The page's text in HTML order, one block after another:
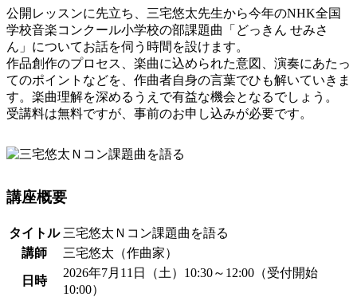
公開レッスンに先立ち、三宅悠太先生から今年のNHK全国
学校音楽コンクール小学校の部課題曲「どっきん せみさ
ん」についてお話を伺う時間を設けます。
作品創作のプロセス、楽曲に込められた意図、演奏にあたっ
てのポイントなどを、作曲者自身の言葉でひも解いていきま
す。楽曲理解を深めるうえで有益な機会となるでしょう。
受講料は無料ですが、事前のお申し込みが必要です。
講座概要
タイトル 三宅悠太Ｎコン課題曲を語る
講師
三宅悠太（作曲家）
日時
2026年7月11日（土）10:30～12:00（受付開始
10:00）